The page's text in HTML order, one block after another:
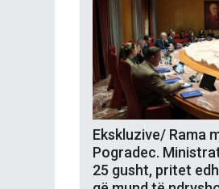
Ekskluzive/ Rama
Pogradec.
25 gusht, pritet